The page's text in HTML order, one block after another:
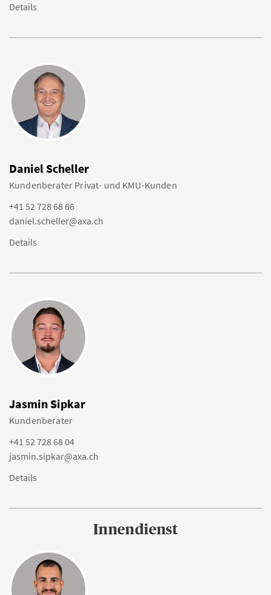
Details
Daniel Scheller
Kundenberater Privat- und KMU-Kunden
+41 52 728 68 66
daniel.scheller@axa.ch
Details
Jasmin Sipkar
Kundenberater
+41 52 728 68 04
jasmin.sipkar@axa.ch
Details
Innendienst